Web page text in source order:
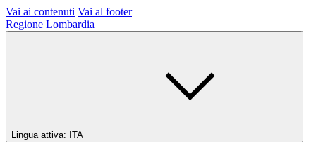
Vai ai contenuti Vai al footer
Regione Lombardia
Lingua attiva: ITA